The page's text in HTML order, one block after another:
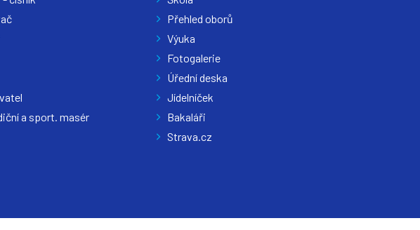
a sport. masér
Přehled oborů
Výuka
Fotogalerie
Úřední deska
Jídelníček
Bakaláři
Strava.cz